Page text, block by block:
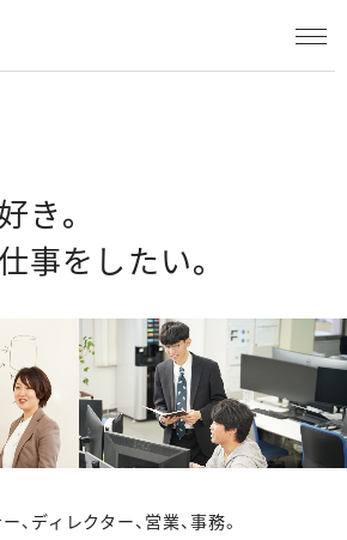
き。
事をしたい。
、ディレクター、営業、事務。